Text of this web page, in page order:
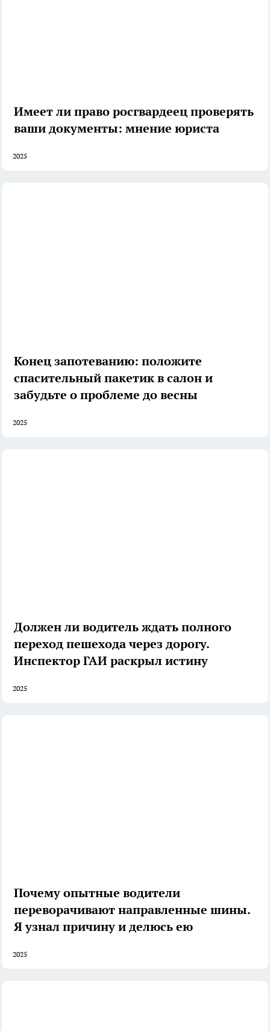
Имеет ли право росгвардеец проверять
ваши документы: мнение юриста
2025
Конец запотеванию: положите
спасительный пакетик в салон и
забудьте о проблеме до весны
2025
Должен ли водитель ждать полного
переход пешехода через дорогу.
Инспектор ГАИ раскрыл истину
2025
Почему опытные водители
переворачивают направленные шины.
Я узнал причину и делюсь ею
2025